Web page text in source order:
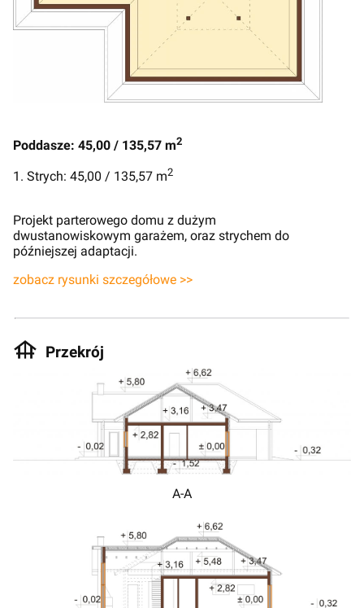
Poddasze: 45,00 / 135,57 m2
1. Strych: 45,00 / 135,57 m2
Projekt parterowego domu z dużym
dwustanowiskowym garażem, oraz strychem do
późniejszej adaptacji.
zobacz rysunki szczegółowe >>
Przekrój
A-A